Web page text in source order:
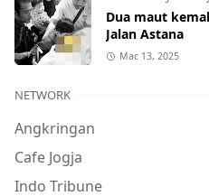
Dua maut
Jalan Astana
Mac 13, 2025
NETWORK
Angkringan
Cafe Jogja
Indo Tribune